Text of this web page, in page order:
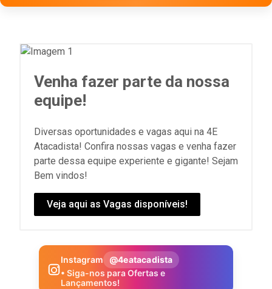
Venha fazer parte da nossa
equipe!
Diversas oportunidades e vagas aqui na 4E
Atacadista! Confira nossas vagas e venha fazer
parte dessa equipe experiente e gigante! Sejam
Bem vindos!
Veja aqui as Vagas disponíveis!
Instagram
@4eatacadista
• Siga-nos para Ofertas e
Lançamentos!